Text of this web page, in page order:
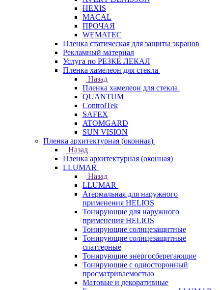
HEXIS
MACAL
ПРОЧАЯ
WEMATEC
Пленка статическая для защиты экранов
Рекламный материал
Услуга по РЕЗКЕ ЛЕКАЛ
Пленка хамелеон для стекла
Назад
Пленка хамелеон для стекла
QUANTUM
ControlTek
SAFEX
ATOMGARD
SUN VISION
Пленка архитектурная (оконная)
Назад
Пленка архитектурная (оконная)
LLUMAR
Назад
LLUMAR
Атермальная для наружного
применения HELIOS
Тонирующие для наружного
применения HELIOS
Тонирующие солнцезащитные
Тонирующие солнцезащитные
спаттерные
Тонирующие энергосберегающие
Тонирующие с односторонный
просматриваемостью
Матовые и декоративные